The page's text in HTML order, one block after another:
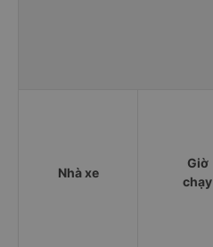
Nhà xe
Giờ
chạy